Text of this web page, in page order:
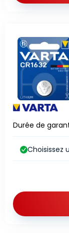
Durée de
Choisissez